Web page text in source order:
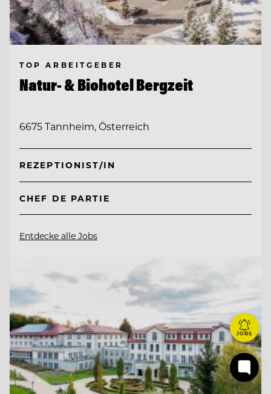
TOP ARBEITGEBER
Natur- & Biohotel Bergzeit
6675 Tannheim, Österreich
REZEPTIONIST/IN
CHEF DE PARTIE
Entdecke alle Jobs
JOBS